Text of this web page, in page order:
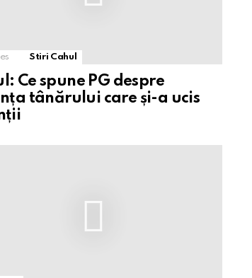
Stiri Cahul
Ce spune PG despre
tânărului care și-a ucis